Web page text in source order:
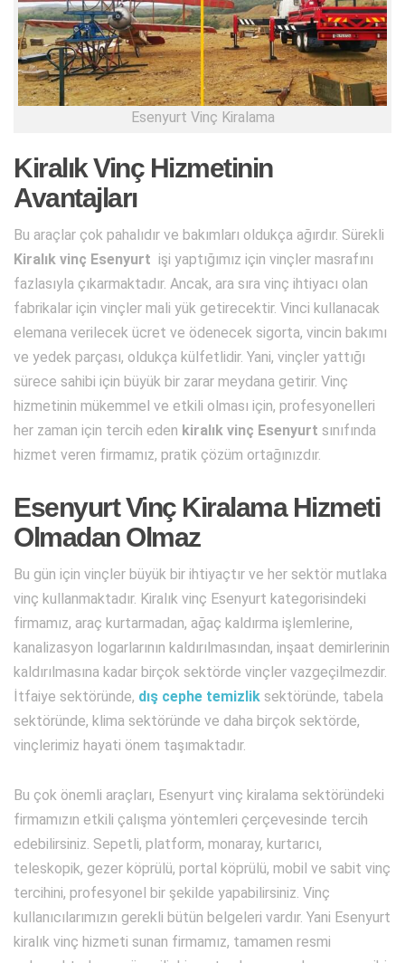
Esenyurt Vinç Kiralama
Kiralık Vinç Hizmetinin
Avantajları
Bu araçlar çok pahalıdır ve bakımları oldukça ağırdır. Sürekli
Kiralık vinç Esenyurt işi yaptığımız için vinçler masrafını
fazlasıyla çıkarmaktadır. Ancak, ara sıra vinç ihtiyacı olan
fabrikalar için vinçler mali yük getirecektir. Vinci kullanacak
elemana verilecek ücret ve ödenecek sigorta, vincin bakımı
ve yedek parçası, oldukça külfetlidir. Yani, vinçler yattığı
sürece sahibi için büyük bir zarar meydana getirir. Vinç
hizmetinin mükemmel ve etkili olması için, profesyonelleri
her zaman için tercih eden kiralık vinç Esenyurt sınıfında
hizmet veren firmamız, pratik çözüm ortağınızdır.
Esenyurt Vinç Kiralama Hizmeti
Olmadan Olmaz
Bu gün için vinçler büyük bir ihtiyaçtır ve her sektör mutlaka
vinç kullanmaktadır. Kiralık vinç Esenyurt kategorisindeki
firmamız, araç kurtarmadan, ağaç kaldırma işlemlerine,
kanalizasyon logarlarının kaldırılmasından, inşaat demirlerinin
kaldırılmasına kadar birçok sektörde vinçler vazgeçilmezdir.
İtfaiye sektöründe, dış cephe temizlik sektöründe, tabela
sektöründe, klima sektöründe ve daha birçok sektörde,
vinçlerimiz hayati önem taşımaktadır.
Bu çok önemli araçları, Esenyurt vinç kiralama sektöründeki
firmamızın etkili çalışma yöntemleri çerçevesinde tercih
edebilirsiniz. Sepetli, platform, monaray, kurtarıcı,
teleskopik, gezer köprülü, portal köprülü, mobil ve sabit vinç
tercihini, profesyonel bir şekilde yapabilirsiniz. Vinç
kullanıcılarımızın gerekli bütün belgeleri vardır. Yani Esenyurt
kiralık vinç hizmeti sunan firmamız, tamamen resmi